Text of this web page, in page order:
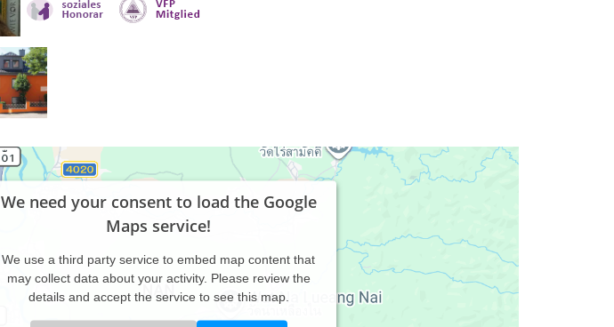
We need your consent to load the Google
Maps service!
We use a third party service to embed map content that
may collect data about your activity. Please review the
details and accept the service to see this map.